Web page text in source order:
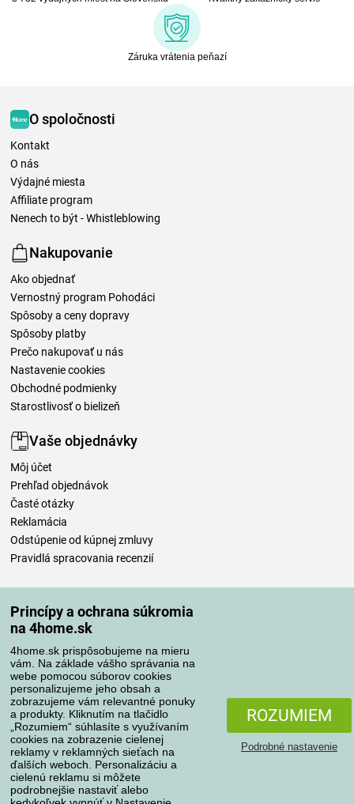
Princípy a ochrana súkromia
na 4home.sk
4home.sk prispôsobujeme na mieru
vám. Na základe vášho správania na
webe pomocou súborov cookies
personalizujeme jeho obsah a
zobrazujeme vám relevantné ponuky
a produkty. Kliknutím na tlačidlo
„Rozumiem“ súhlasíte s využívaním
cookies na zobrazenie cielenej
reklamy v reklamných sieťach na
ďalších weboch. Personalizáciu a
cielenú reklamu si môžete
podrobnejšie nastaviť alebo
ROZUMIEM
Podrobné nastavenie
Záruka vrátenia peňazí
O spoločnosti
Kontakt
O nás
Výdajné miesta
Affiliate program
Nenech to být - Whistleblowing
Nakupovanie
Ako objednať
Vernostný program Pohodáci
Spôsoby a ceny dopravy
Spôsoby platby
Prečo nakupovať u nás
Nastavenie cookies
Obchodné podmienky
Starostlivosť o bielizeň
Vaše objednávky
Môj účet
Prehľad objednávok
Časté otázky
Reklamácia
Odstúpenie od kúpnej zmluvy
Pravidlá spracovania recenzií
Spôsoby platby
Spoľahlivý obchod